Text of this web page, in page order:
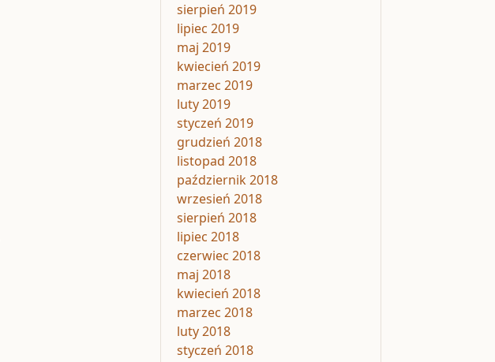
sierpień 2019
lipiec 2019
maj 2019
kwiecień 2019
marzec 2019
luty 2019
styczeń 2019
grudzień 2018
listopad 2018
październik 2018
wrzesień 2018
sierpień 2018
lipiec 2018
czerwiec 2018
maj 2018
kwiecień 2018
marzec 2018
luty 2018
styczeń 2018